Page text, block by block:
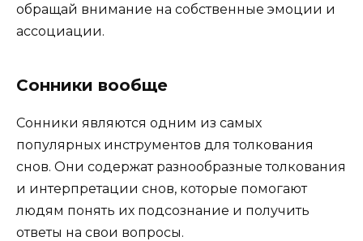
обращай внимание на собственные эмоции и
ассоциации.
Сонники вообще
Сонники являются одним из самых
популярных инструментов для толкования
снов. Они содержат разнообразные толкования
и интерпретации снов, которые помогают
людям понять их подсознание и получить
ответы на свои вопросы.